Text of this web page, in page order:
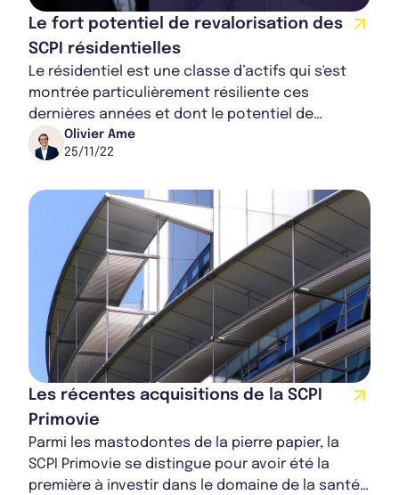
Le fort potentiel de revalorisation des
SCPI résidentielles
Le résidentiel est une classe d’actifs qui s'est
montrée particulièrement résiliente ces
dernières années et dont le potentiel de
revalorisation est encore important. Plusieurs
act...
Olivier Ame
25/11/22
Les récentes acquisitions de la SCPI
Primovie
Parmi les mastodontes de la pierre papier, la
SCPI Primovie se distingue pour avoir été la
première à investir dans le domaine de la santé